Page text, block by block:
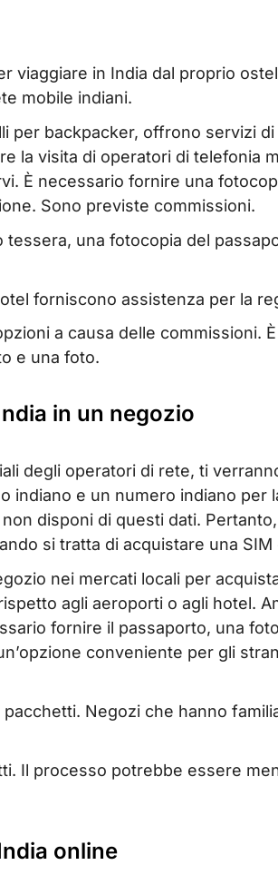
viaggiare in India dal proprio
mobile indiani.
per backpacker, offrono servizi
la visita di operatori di telefonia
È necessario fornire una
Sono previste commissioni.
una fotocopia del
forniscono assistenza per la
a causa delle commissioni.
e una foto.
in un negozio
degli operatori di rete, ti
indiano e un numero indiano per
disponi di questi dati.
si tratta di acquistare una SIM
nei mercati locali per
agli aeroporti o agli hotel.
fornire il passaporto, una
conveniente per gli
Negozi che hanno
Il processo potrebbe essere
online